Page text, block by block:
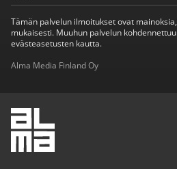
Tämän palvelun ilmoitukset ovat
mukaisesti. Muuhun palvelun
evästeasetusten kautta.
Alma Media Finland Oy